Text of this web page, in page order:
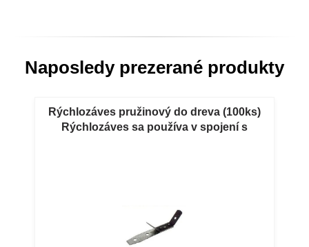
Naposledy prezerané produkty
Rýchlozáves pružinový do dreva (100ks)
Rýchlozáves sa používa v spojení s